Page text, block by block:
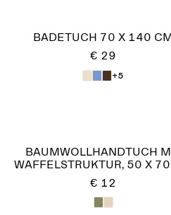
BADETUCH 70 X 140 CM
€ 29
+5
BAUMWOLLHANDTUCH
WAFFELSTRUKTUR, 50 X
€ 12